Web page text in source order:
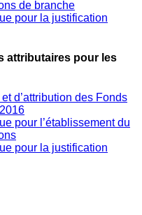
de branche
pour la justification
attributaires pour les
d’attribution des Fonds
pour l’établissement du
pour la justification